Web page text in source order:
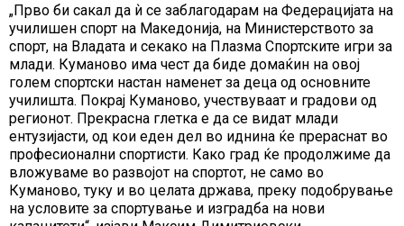
„Прво би сакал да ѝ се заблагодарам на Федерацијата на
училишен спорт на Македонија, на Министерството за
спорт, на Владата и секако на Плазма Спортските игри за
млади. Куманово има чест да биде домаќин на овој
голем спортски настан наменет за деца од основните
училишта. Покрај Куманово, учествуваат и градови од
регионот. Прекрасна глетка е да се видат млади
ентузијасти, од кои еден дел во иднина ќе прераснат во
професионални спортисти. Како град ќе продолжиме да
вложуваме во развојот на спортот, не само во
Куманово, туку и во целата држава, преку подобрување
на условите за спортување и изградба на нови